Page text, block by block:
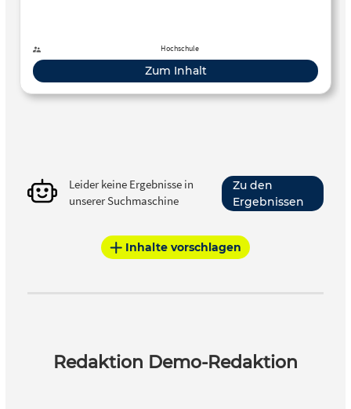
Hochschule
Zum Inhalt
Leider keine Ergebnisse in
unserer Suchmaschine
Zu den
Ergebnissen
Inhalte vorschlagen
Redaktion Demo-Redaktion